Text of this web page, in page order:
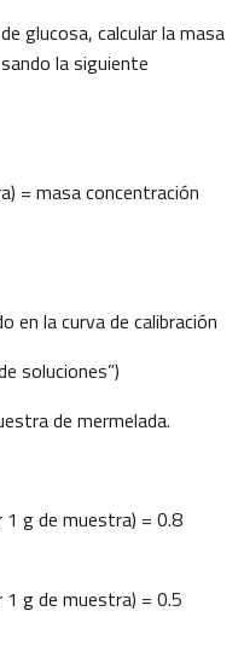
glucosa, calcular la masa
la siguiente
= masa concentración
en la curva de calibración
soluciones”)
de mermelada.
1 g de muestra) = 0.8
g de muestra) = 0.5